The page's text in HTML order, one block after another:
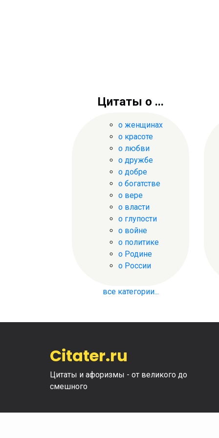
Цитаты о ...
о женщинах
о красоте
о любви
о дружбе
о добре
о богатстве
о вере
о власти
о глупости
о войне
о политике
о Родине
о России
все категории...
Citater.ru
Цитаты и афоризмы - от великого до
смешного